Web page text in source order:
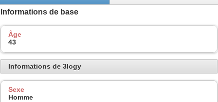
Informations de base
Âge
43
Informations de 3logy
Sexe
Homme